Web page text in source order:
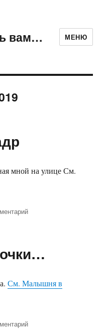
вам… МЕНЮ
мной на улице См.
к
См. Малышня в
к